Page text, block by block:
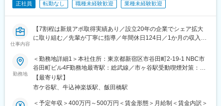
る業務経験を積むことにより、品質保証業務をはじめとした幅広
いキャリアアップを目指すことが可能です。
■当社の特徴：
（1）幅広い製品を開発、製造、販売、保守まで一貫体制で展開す
る数少ない総合技術メーカー
（2）LISもLASも業界トップクラスの製品で、国公立や大学付属
病院への導入実績多数
正社員 転勤なし 職種未経験歓迎 業種未経験歓迎
仕事内容
【7割程は新規アポ取得実績あり／設立20年の企業でシェア拡大
に取り組む／先輩が丁寧に指導／年間休日124日／1か月の収入の
■職務内容：
整形外科領域において、脊椎インプラントをはじめとする、当社
製品の販売、情報提供をお任せします。
＜具体的な業務内容＞
勤務地
＜勤務地詳細1＞本社住所：東京都新宿区市谷田町2-19-1 NBC市
谷田町ビル4F勤務地最寄駅：総武線／市ヶ谷駅受動喫煙対策：屋
内喫煙可能場所あり＜勤務地詳細2＞ご自宅住所：ご自宅が拠点と
なります。 受動喫煙対策：屋内全面禁煙変更の範囲：会社の定め
【最寄り駅】
市ケ谷駅、牛込神楽坂駅、飯田橋駅
＜予定年収＞400万円～500万円＜賃金形態＞月給制＜賃金内訳＞